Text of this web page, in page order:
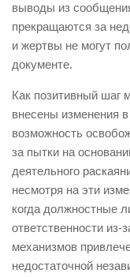
выводы из
прекращаются за
и жертвы не могут
документе.
Как позитивный шаг
внесены изменения
возможность
за пытки на
деятельного
несмотря на эти
когда должностные
ответственности
механизмов
недостаточной